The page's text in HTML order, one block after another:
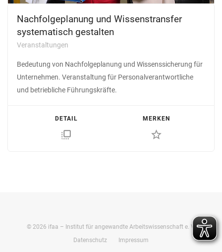
Nachfolgeplanung und Wissenstransfer
systematisch gestalten
Veranstaltungen
Bedeutung von Nachfolgeplanung und Wissenssicherung für
Unternehmen. Veranstaltung für Personalverantwortliche
und betriebliche Führungskräfte.
DETAIL
flip_to_front
MERKEN
star_border
© 2026 ifaa – Institut für angewandte Arbeitswissenschaft e. V.
Datenschutz
Impressum